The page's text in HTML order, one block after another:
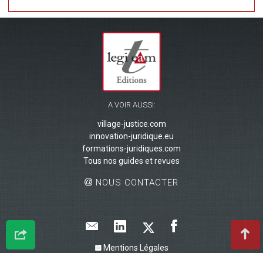
A VOIR AUSSI:
village-justice.com
innovation-juridique.eu
formations-juridiques.com
Tous nos guides et revues
NOUS CONTACTER
Mentions Légales